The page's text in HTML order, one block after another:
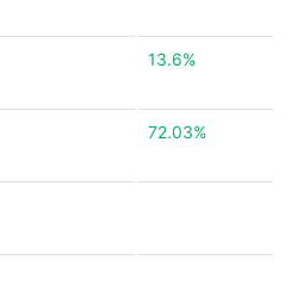
13.6%
72.03%